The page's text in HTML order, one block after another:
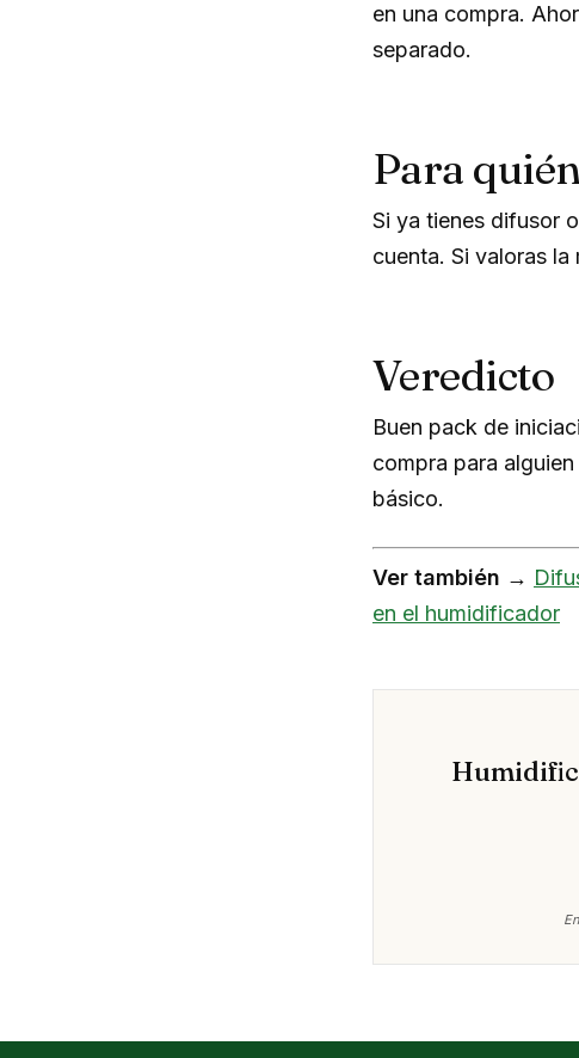
en una compra.
separado.
Para
Si ya tienes difusor
cuenta. Si valoras
Veredicto
Buen pack de
compra para
básico.
Ver también →
en el humidificador